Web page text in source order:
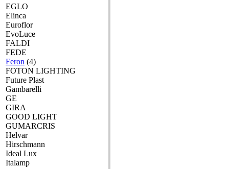
EGLO
Elinca
Euroflor
EvoLuce
FALDI
FEDE
Feron (4)
FOTON LIGHTING
Future Plast
Gambarelli
GE
GIRA
GOOD LIGHT
GUMARCRIS
Helvar
Hirschmann
Ideal Lux
Italamp